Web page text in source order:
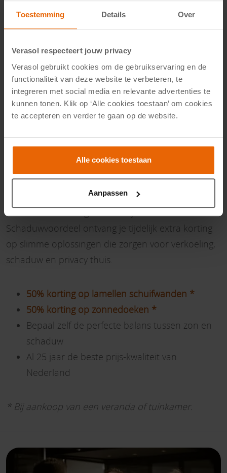
Toestemming Details Over
Verasol respecteert jouw privacy
Verasol gebruikt cookies om de gebruikservaring en de
functionaliteit van deze website te verbeteren, te
integreren met social media en relevante advertenties te
kunnen tonen. Klik op ‘Alle cookies toestaan’ om cookies
te accepteren en verder te gaan op de website.
Alle cookies toestaan
Aanpassen
Schaduwvoordeel bij Verasol van 1
Maak van jouw veranda of tuinkamer de fijnste plek
om deze zomer te genieten. Tijdens het Verasol
Schaduwvoordeel ontvang je tijdelijk extra korting
op slimme oplossingen die zorgen voor verkoeling,
schaduw en privacy thuis.
50% korting op lamellen schuifwanden *
50% korting op zonnedoeken *
Bepaal zelf de perfecte balans tussen zon en
schaduw
Al 25 jaar de beste prijs-kwaliteit van
Nederland
* Bij aankoop van een veranda of tuinkamer.